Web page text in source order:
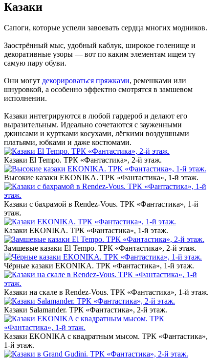
Казаки
Сапоги, которые успели завоевать сердца многих модников.
Заострённый мыс, удобный каблук, широкое голенище и
декоративные узоры — вот по каким элементам ищем ту
самую пару обуви.
Они могут декорироваться пряжками, ремешками или
шнуровкой, а особенно эффектно смотрятся в замшевом
исполнении.
Казаки интегрируются в любой гардероб и делают его
выразительным. Идеально сочетаются с зауженными
джинсами и куртками косухами, лёгкими воздушными
платьями, юбками и даже костюмами.
Казаки El Tempo. ТРК «Фантастика», 2-й этаж.‎
Высокие казаки EKONIKA. ТРК «Фантастика», 1-й этаж.‎
Казаки с бахрамой в Rendez-Vous. ТРК «Фантастика», 1-й
этаж.‎
Казаки EKONIKA. ТРК «Фантастика», 1-й этаж.‎
Замшевые казаки El Tempo. ТРК «Фантастика», 2-й этаж.‎
Чёрные казаки EKONIKA. ТРК «Фантастика», 1-й этаж.‎
Казаки на скале в Rendez-Vous. ТРК «Фантастика», 1-й этаж.‎
Казаки Salamander. ТРК «Фантастика», 2-й этаж.‎
Казаки EKONIKA с квадратным мысом. ТРК «Фантастика»,
1-й этаж.‎